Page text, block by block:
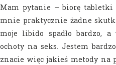
Mam pytanie – biorę tabletki
mnie praktycznie żadne
moje libido spadło bardzo,
ochoty na seks. Jestem
znacie więc jakieś metody na